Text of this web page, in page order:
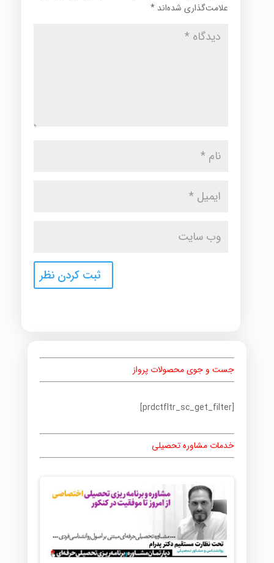
علامت‌گذاری شده‌اند *
جست و جوی محصولات پرواز
[prdctfltr_sc_get_filter]
خدمات مشاوره تحصیلی